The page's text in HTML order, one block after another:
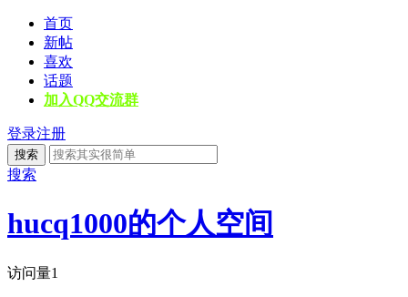
首页
新帖
喜欢
话题
加入QQ交流群
登录注册
搜索
搜索
hucq1000的个人空间
访问量1